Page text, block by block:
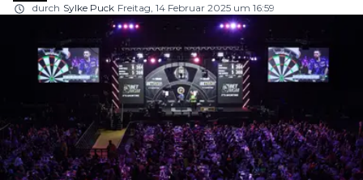
durch Sylke Puck Freitag, 14 Februar 2025 um 16:59